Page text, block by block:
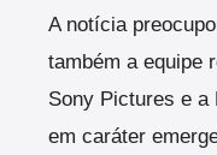
A notícia
também a equipe
Sony Pictures e a
em caráter